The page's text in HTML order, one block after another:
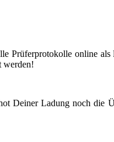
Prüferprotokolle online
werden!
Deiner Ladung noch